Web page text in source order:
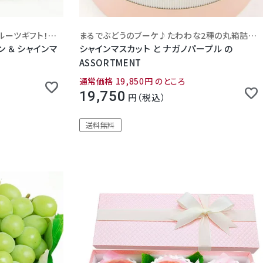
クラウンメロンとぶどうの豪華フルーツギフト！静岡県浜松市の老舗高級フルーツ店から、高品質の品をしっかり検品、心を込めて丁寧にお届けします。大切なギフトにご利用ください。 まるでぶどうのブーケ♪たわわな2種の丸箱詰合せ
シャインマスカット と ナガノパープル の
ASSORTMENT
通常価格 19,850 のところ
19,750 税込
送料無料